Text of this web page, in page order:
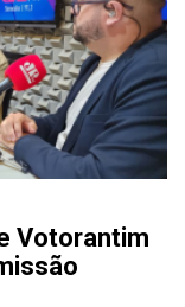
Votorantim